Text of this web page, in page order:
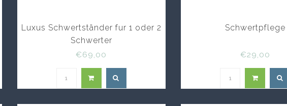
Luxus Schwertständer fur 1 oder 2
Schwerter
€69,00
Schwertpflege
€29,00